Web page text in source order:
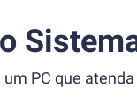
PC que